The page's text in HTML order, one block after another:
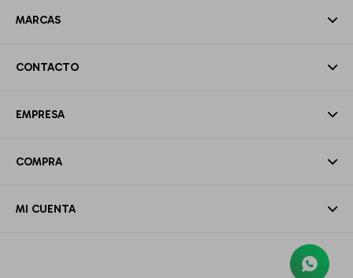
MARCAS
CONTACTO
EMPRESA
COMPRA
MI CUENTA